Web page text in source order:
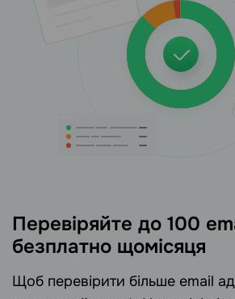
Перевіряйте до 100
безплатно щомісяця
Щоб перевірити більше email